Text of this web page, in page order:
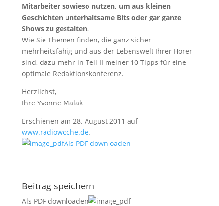
Mitarbeiter sowieso nutzen, um aus kleinen
Geschichten unterhaltsame Bits oder gar ganze
Shows zu gestalten.
Wie Sie Themen finden, die ganz sicher
mehrheitsfähig und aus der Lebenswelt Ihrer Hörer
sind, dazu mehr in Teil II meiner 10 Tipps für eine
optimale Redaktionskonferenz.
Herzlichst,
Ihre Yvonne Malak
Erschienen am 28. August 2011 auf
www.radiowoche.de.
Als PDF downloaden
Beitrag speichern
Als PDF downloaden